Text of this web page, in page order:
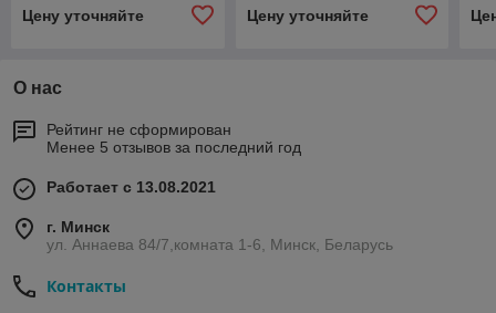
Цену уточняйте
Цену уточняйте
О нас
Рейтинг не сформирован
Менее 5 отзывов за последний год
Работает с 13.08.2021
г. Минск
ул. Аннаева 84/7,комната 1-6, Минск, Беларусь
Контакты